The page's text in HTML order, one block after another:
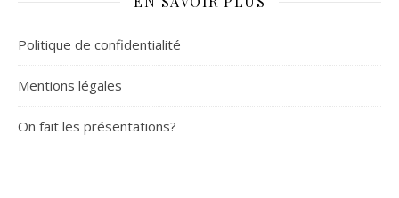
Politique de confidentialité
Mentions légales
On fait les présentations?